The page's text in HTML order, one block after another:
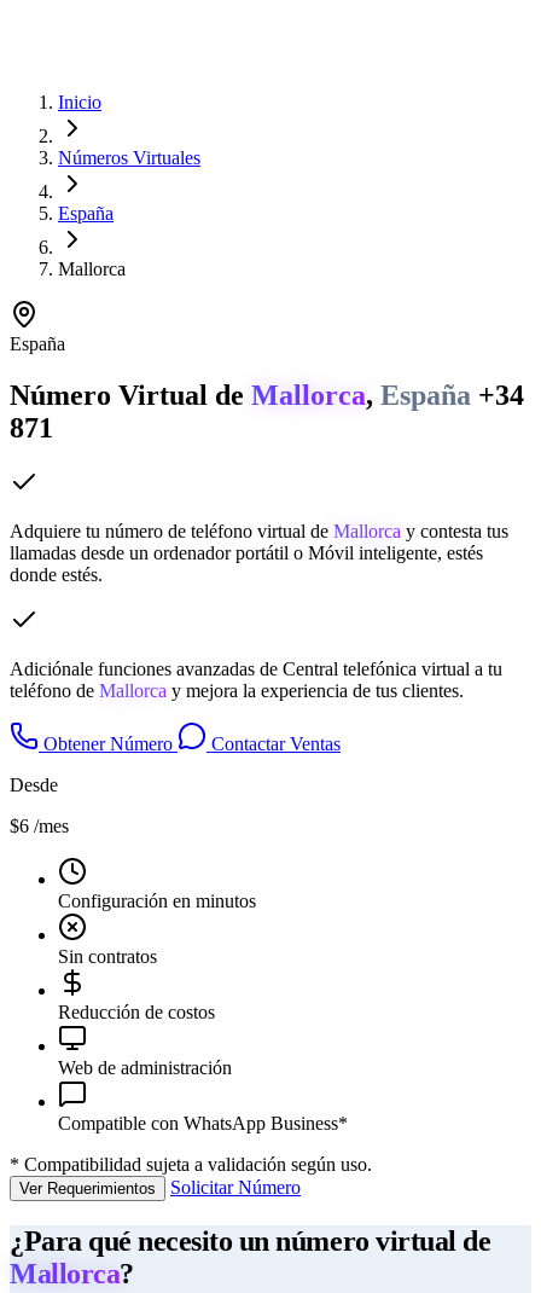
Inicio
Números Virtuales
España
Mallorca
España
Número Virtual de Mallorca, España +34
871
Adquiere tu número de teléfono virtual de Mallorca y contesta tus
llamadas desde un ordenador portátil o Móvil inteligente, estés
donde estés.
Adiciónale funciones avanzadas de Central telefónica virtual a tu
teléfono de Mallorca y mejora la experiencia de tus clientes.
Obtener Número
Contactar Ventas
Desde
$6 /mes
Configuración en minutos
Sin contratos
Reducción de costos
Web de administración
Compatible con WhatsApp Business*
* Compatibilidad sujeta a validación según uso.
Ver Requerimientos Solicitar Número
¿Para qué necesito un número virtual de
Mallorca?